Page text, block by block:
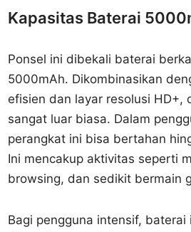
Kapasitas Baterai
Ponsel ini dibekali baterai
5000mAh. Dikombinasikan
efisien dan layar resolusi HD+,
sangat luar biasa. Dalam
perangkat ini bisa bertahan
Ini mencakup aktivitas seperti
browsing, dan sedikit bermain
Bagi pengguna intensif, baterai